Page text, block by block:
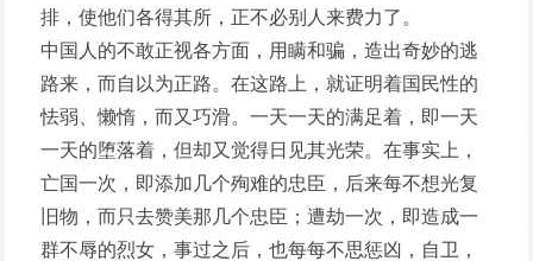
排，使他们各得其所，正不必别人来费力了。
中国人的不敢正视各方面，用瞒和骗，造出奇妙的逃
路来，而自以为正路。在这路上，就证明着国民性的
怯弱、懒惰，而又巧滑。一天一天的满足着，即一天
一天的堕落着，但却又觉得日见其光荣。在事实上，
亡国一次，即添加几个殉难的忠臣，后来每不想光复
旧物，而只去赞美那几个忠臣；遭劫一次，即造成一
群不辱的烈女，事过之后，也每每不思惩凶，自卫，